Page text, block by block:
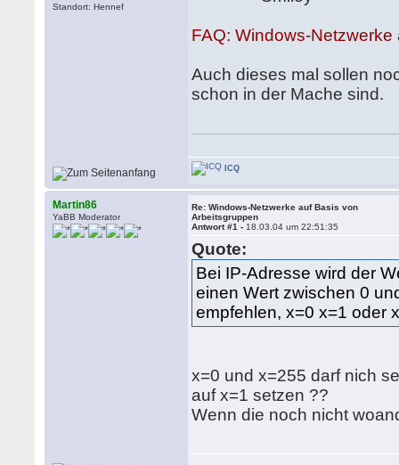
Standort: Hennef
FAQ: Windows-
Auch dieses mal sollen
schon in der Mache sind.
ICQ
Martin86
YaBB Moderator
Re: Windows-Netzwerke auf Basis von
Arbeitsgruppen
Antwort #1 - 18.03.04 um 22:51:35
Quote:
Bei IP-Adresse wird der
einen Wert zwischen 0
empfehlen, x=0 x=1 oder
x=0 und x=255 darf nich
auf x=1 setzen ??
Wenn die noch nicht